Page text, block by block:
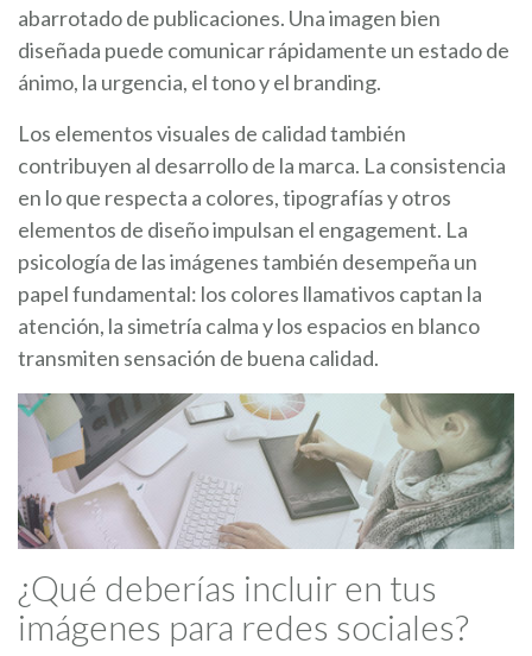
abarrotado de publicaciones. Una imagen bien
diseñada puede comunicar rápidamente un estado de
ánimo, la urgencia, el tono y el branding.
Los elementos visuales de calidad también
contribuyen al desarrollo de la marca. La consistencia
en lo que respecta a colores, tipografías y otros
elementos de diseño impulsan el engagement. La
psicología de las imágenes también desempeña un
papel fundamental: los colores llamativos captan la
atención, la simetría calma y los espacios en blanco
transmiten sensación de buena calidad.
¿Qué deberías incluir en tus
imágenes para redes sociales?